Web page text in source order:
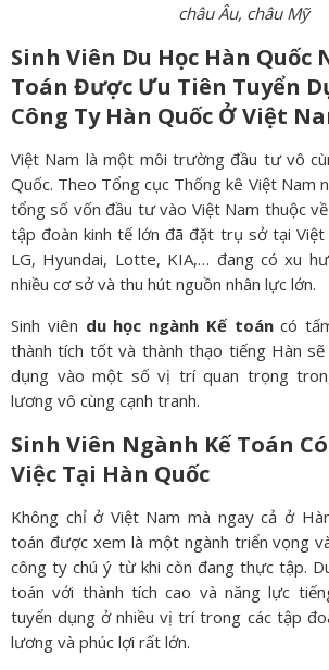
châu Âu, châu Mỹ
Sinh Viên Du Học Hàn Quốc
Toán Được Ưu Tiên Tuyển
Công Ty Hàn Quốc Ở Việt
Việt Nam là một môi trường đầu tư vô
Quốc. Theo Tổng cục Thống kê Việt Nam
tổng số vốn đầu tư vào Việt Nam thuộc về
tập đoàn kinh tế lớn đã đặt trụ sở tại Việt
LG, Hyundai, Lotte, KIA,… đang có xu
nhiều cơ sở và thu hút nguồn nhân lực lớn.
Sinh viên du học ngành Kế toáncó
thành tích tốt và thành thạo tiếng Hàn
dụng vào một số vị trí quan trọng
lương vô cùng cạnh tranh.
Sinh Viên Ngành Kế Toán
Việc Tại Hàn Quốc
Không chỉ ở Việt Nam mà ngay cả ở
toán được xem là một ngành triển vọng
công ty chú ý từ khi còn đang thực tập.
toán với thành tích cao và năng lực
tuyển dụng ở nhiều vị trí trong các tập
lương và phúc lợi rất lớn.